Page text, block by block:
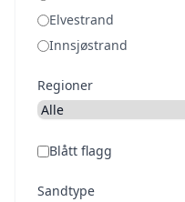
Elvestrand
Innsjøstrand
Regioner
Blått flagg
Sandtype